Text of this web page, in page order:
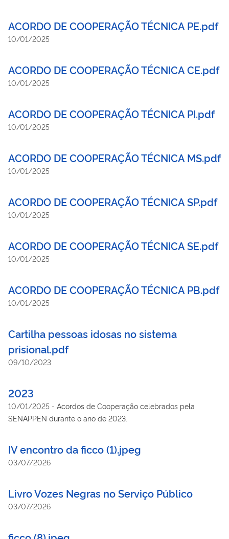
ACORDO DE COOPERAÇÃO TÉCNICA PE.pdf
10/01/2025
ACORDO DE COOPERAÇÃO TÉCNICA CE.pdf
10/01/2025
ACORDO DE COOPERAÇÃO TÉCNICA PI.pdf
10/01/2025
ACORDO DE COOPERAÇÃO TÉCNICA MS.pdf
10/01/2025
ACORDO DE COOPERAÇÃO TÉCNICA SP.pdf
10/01/2025
ACORDO DE COOPERAÇÃO TÉCNICA SE.pdf
10/01/2025
ACORDO DE COOPERAÇÃO TÉCNICA PB.pdf
10/01/2025
Cartilha pessoas idosas no sistema
prisional.pdf
09/10/2023
2023
10/01/2025 - Acordos de Cooperação celebrados pela
SENAPPEN durante o ano de 2023.
IV encontro da ficco (1).jpeg
03/07/2026
Livro Vozes Negras no Serviço Público
03/07/2026